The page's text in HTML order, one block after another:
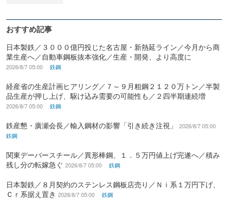
おすすめ記事
日本製鉄／３０００億円投じた名古屋・新熱延ライン／今月から商
業生産へ／自動車鋼板抜本強化／生産・開発、より高度に
2026/8/7 05:00 鉄鋼
経産省の生産計画ヒアリング／７～９月粗鋼２１２０万トン／半製
品生産が押し上げ、駆け込み需要の可能性も／２四半期連続増
2026/8/7 05:00 鉄鋼
鉄産懇・廣瀬会長／輸入鋼材の影響「引き続き注視」
2026/8/7 05:00
鉄鋼
関東デーバースチール／異形棒鋼、１．５万円値上げ完遂へ／積み
残し分の転嫁急ぐ 2026/8/7 05:00 鉄鋼
日本製鉄／８月契約のステンレス鋼板店売り／Ｎｉ系１万円下げ、
Ｃｒ系据え置き 2026/8/7 05:00 鉄鋼